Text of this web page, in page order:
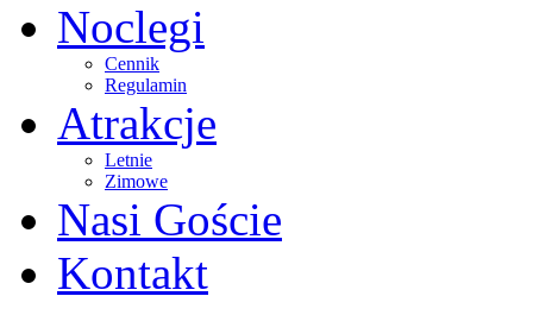
Noclegi
Cennik
Regulamin
Atrakcje
Letnie
Zimowe
Nasi Goście
Kontakt